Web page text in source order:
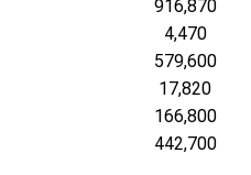
916,870
4,470
579,600
17,820
166,800
442,700